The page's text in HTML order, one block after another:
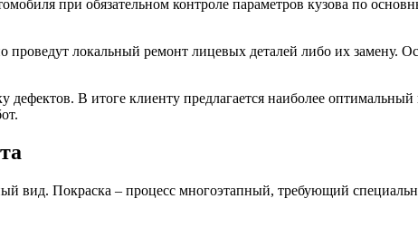
при обязательном контроле параметров кузова по
локальный ремонт лицевых деталей либо их замену.
В итоге клиенту предлагается наиболее
вид. Покраска – процесс многоэтапный, требующий